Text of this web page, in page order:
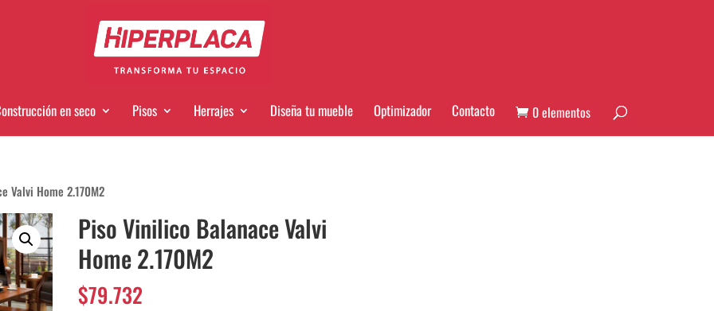
en seco Pisos Herrajes Diseña tu mueble Optimizador Contacto 0 elementos
Valvi Home 2.170M2
Piso Vinilico Balanace Valvi
Home 2.170M2
$79.732